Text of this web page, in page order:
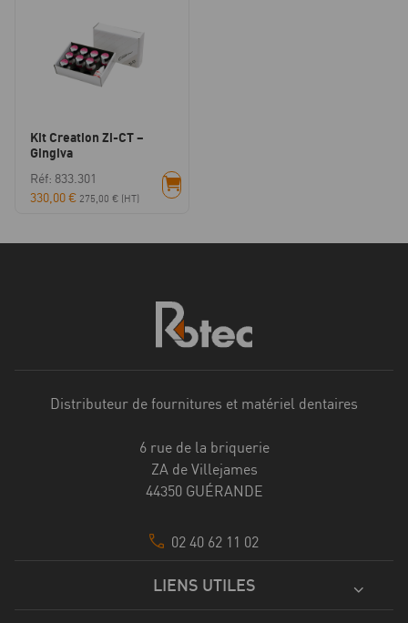
Kit Creation Zi-CT –
Gingiva
Réf: 833.301
330,00€ 275,00 € (HT)
Distributeur de fournitures et matériel dentaires
6 rue de la briquerie
ZA de Villejames
44350 GUÉRANDE
02 40 62 11 02
LIENS UTILES